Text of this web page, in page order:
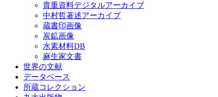
貴重資料デジタルアーカイブ
中村哲著述アーカイブ
蔵書印画像
炭鉱画像
水素材料DB
麻生家文書
世界の文献
データベース
所蔵コレクション